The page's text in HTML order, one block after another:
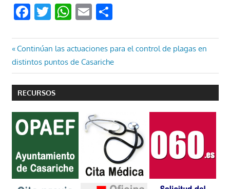
Facebook
Twitter
WhatsApp
EmailCompartir
Navegación
de
entradas
Entrada
anterior:
Continúan las actuaciones para el control de plagas en
distintos puntos de Casariche
RECURSOS